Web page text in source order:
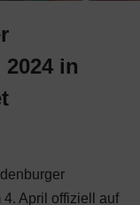
in
April offiziell auf